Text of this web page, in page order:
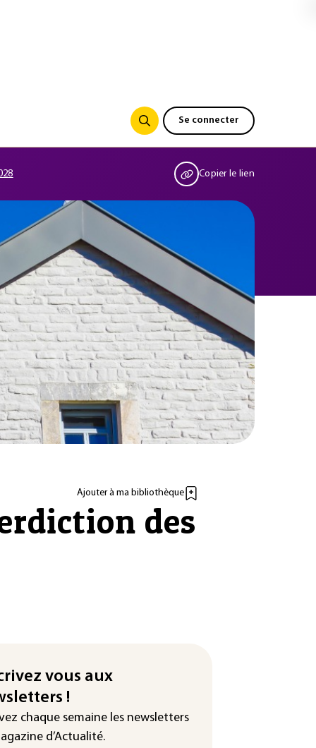
Se connecter
Copier le lien
Ajouter à ma bibliothèque
des
vous aux
!
chaque semaine les newsletters
d’Actualité.